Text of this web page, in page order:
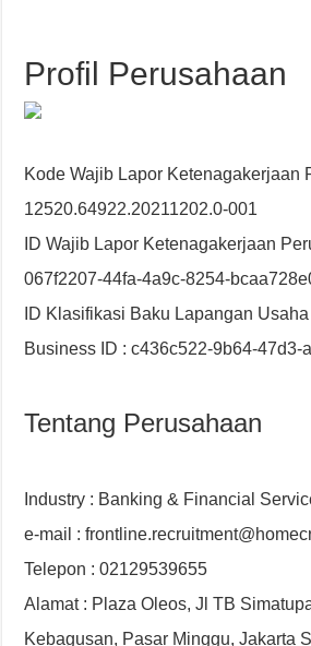
Profil Perusahaan
Kode Wajib Lapor Ketenagakerjaan
12520.64922.20211202.0-001
ID Wajib Lapor Ketenagakerjaan
067f2207-44fa-4a9c-8254-
ID Klasifikasi Baku Lapangan
Business ID : c436c522-9b64-47d3-
Tentang Perusahaan
Industry : Banking & Financial
e-mail :
Telepon : 02129539655
Alamat : Plaza Oleos, Jl TB
Kebagusan, Pasar Minggu, Jakarta